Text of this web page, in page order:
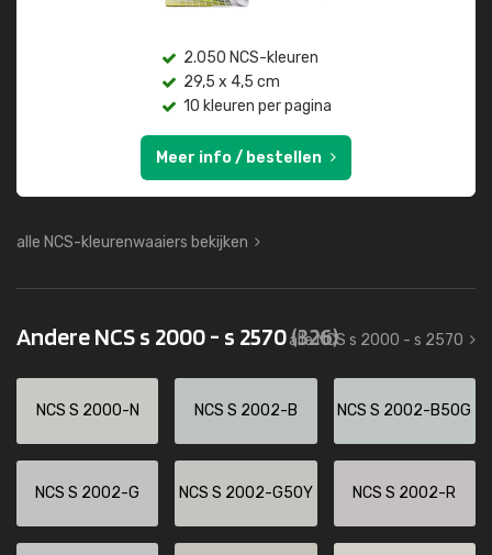
2.050 NCS-kleuren
29,5 x 4,5 cm
10 kleuren per pagina
Meer info / bestellen
alle NCS-kleurenwaaiers bekijken
Andere NCS s 2000 - s 2570(326)
alle NCS s 2000 - s 2570
NCS S 2000-N NCS S 2002-B NCS S 2002-B50G
NCS S 2002-G NCS S 2002-G50Y NCS S 2002-R